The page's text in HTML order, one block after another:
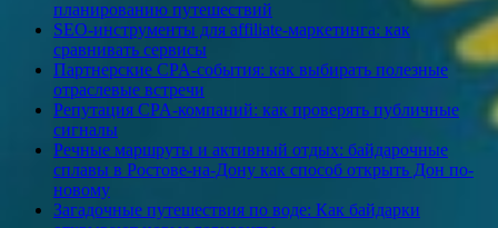
планированию путешествий
SEO-инструменты для affiliate-маркетинга: как
сравнивать сервисы
Партнерские CPA-события: как выбирать полезные
отраслевые встречи
Репутация CPA-компаний: как проверять публичные
сигналы
Речные маршруты и активный отдых: байдарочные
сплавы в Ростове-на-Дону как способ открыть Дон по-
новому
Загадочные путешествия по воде: Как байдарки